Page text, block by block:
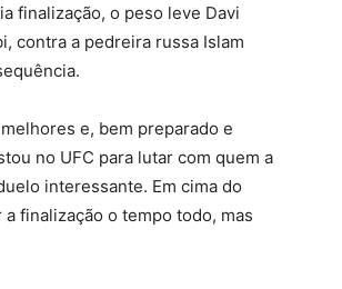
finalização, o peso leve Davi
contra a pedreira russa Islam
e, bem preparado e
no UFC para lutar com quem a
interessante. Em cima do
finalização o tempo todo, mas